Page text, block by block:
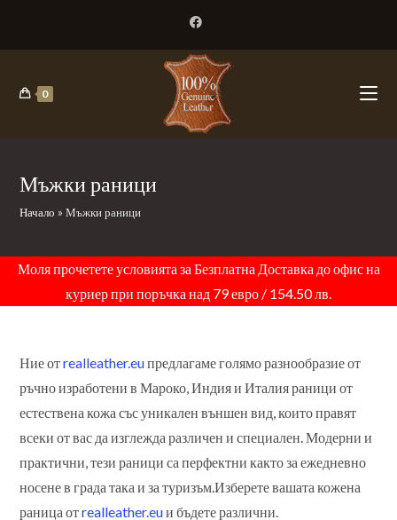
content
0
Мъжки раници
Начало »Мъжки раници
Моля прочетете условията за Безплатна Доставка до офис на
куриер при поръчка над 79 евро / 154.50 лв.
Ние отrealleather.euпредлагаме голямо разнообразие от
ръчно изработени в Мароко, Индия и Италия раници от
естествена кожа със уникален външен вид, които правят
всеки от вас да изглежда различен и специален. Модерни и
практични, тези раници са перфектни както за ежедневно
носене в града така и за туризъм.Изберете вашата кожена
раница отrealleather.euи бъдете различни.